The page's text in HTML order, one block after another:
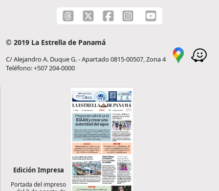
© 2019 La Estrella de Panamá
C/ Alejandro A. Duque G. - Apartado 0815-00507, Zona 4
Teléfono: +507 204-0000
Edición Impresa
Portada del impreso